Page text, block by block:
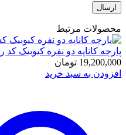
محصولات مرتبط
پارچه کاناپه دو نفره کیوبیک کد رنگ
19,200,000 تومان
افزودن به سبد خرید